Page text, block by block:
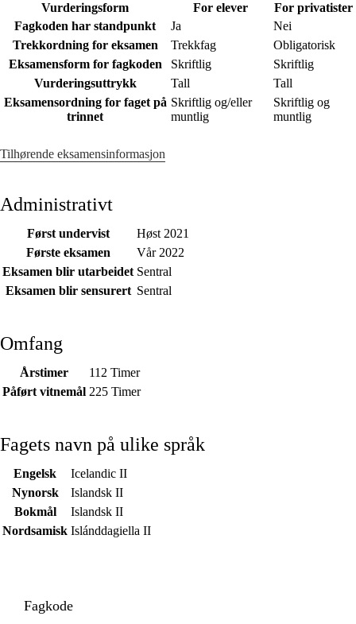
Vurderingsform For elever
For privatister
Fagkoden har standpunkt
Ja
Nei
Trekkordning for eksamen
Trekkfag
Obligatorisk
Eksamensform for fagkoden
Skriftlig
Skriftlig
Vurderingsuttrykk
Tall
Tall
Eksamensordning for faget på
trinnet
Skriftlig og/eller
muntlig
Skriftlig og
muntlig
Tilhørende eksamensinformasjon
Administrativt
Først undervist
Høst 2021
Første eksamen
Vår 2022
Eksamen blir utarbeidet Sentral
Eksamen blir sensurert Sentral
Omfang
Årstimer
112 Timer
Påført vitnemål 225 Timer
Fagets navn på ulike språk
Engelsk
Icelandic II
Nynorsk
Islandsk II
Bokmål
Islandsk II
Nordsamisk Islánddagiella II
Fagkode